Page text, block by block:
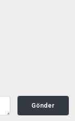
Gönder